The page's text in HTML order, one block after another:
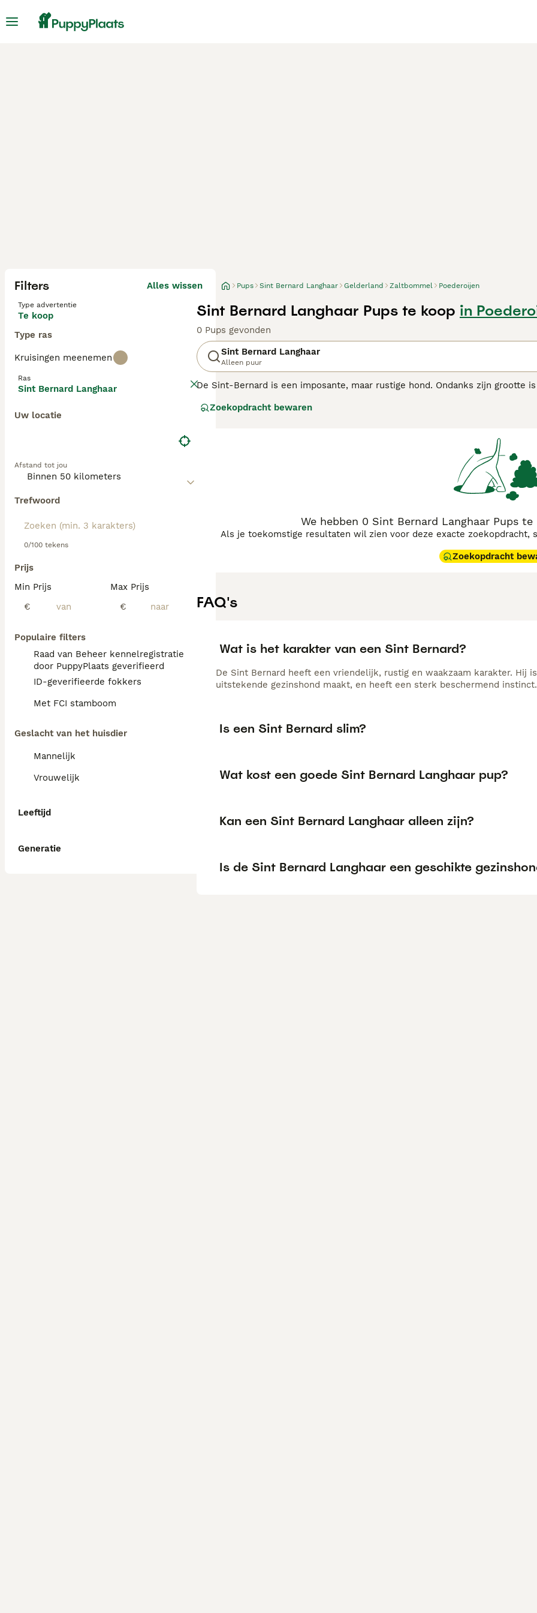
Filters Alles wissen
Type advertentie
Te koop
Type ras
Kruisingen meenemen
Ras
Sint Bernard Langhaar
Uw locatie
Afstand tot jou
Trefwoord
0/100 tekens
Prijs
Min Prijs
€
Max Prijs
€
Populaire filters
Raad van Beheer kennelregistratie
door PuppyPlaats geverifieerd
ID-geverifieerde fokkers
Met FCI stamboom
Geslacht van het huisdier
Mannelijk
Vrouwelijk
Leeftijd
Generatie
Pups Sint Bernard Langhaar Gelderland Zaltbommel Poederoijen
Sint Bernard Langhaar Pups te koop in
0 Pups gevonden
Sint Bernard Langhaar
Alleen puur
De Sint-Bernard is een imposante, maar rustige hond. Ondanks zijn grootte
beschermen.
Zoekopdracht bewaren
We hebben 0 Sint Bernard Langhaar Pups
Als je toekomstige resultaten wil zien voor deze exacte zoekopdracht,
Zoekopdracht
FAQ's
Wat is het karakter van een Sint Bernard?
De Sint Bernard heeft een vriendelijk, rustig en waakzaam karakter. Hij
uitstekende gezinshond maakt, en heeft een sterk beschermend instinct.
Is een Sint Bernard slim?
Wat kost een goede Sint Bernard Langhaar pup?
Kan een Sint Bernard Langhaar alleen zijn?
Is de Sint Bernard Langhaar een geschikte